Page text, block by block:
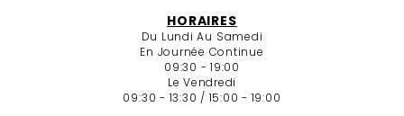
HORAIRES
Du Lundi Au Samedi
En Journée Continue
09:30 - 19:00
Le Vendredi
09:30 - 13:30 / 15:00 - 19:00